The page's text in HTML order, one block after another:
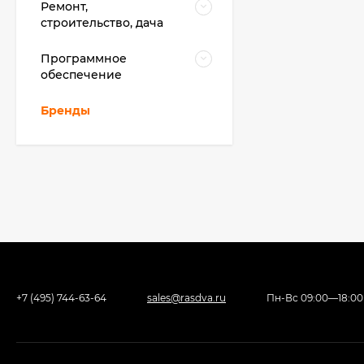
Ремонт,
строительство, дача
Программное
обеспечение
Бренды
+7 (495) 744-63-64 sales@rasdva.ru Пн-Вс 09:00—18:00